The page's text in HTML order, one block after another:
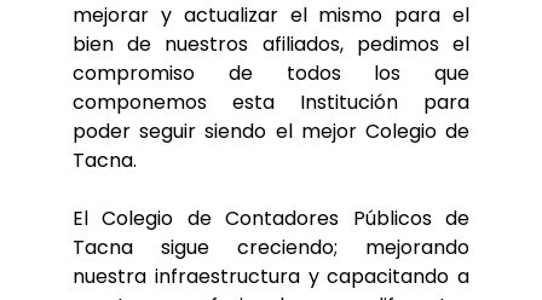
mejorar y actualizar el mismo para el
bien de nuestros afiliados, pedimos el
compromiso de todos los que
componemos esta Institución para
poder seguir siendo el mejor Colegio de
Tacna.
El Colegio de Contadores Públicos de
Tacna sigue creciendo; mejorando
nuestra infraestructura y capacitando a